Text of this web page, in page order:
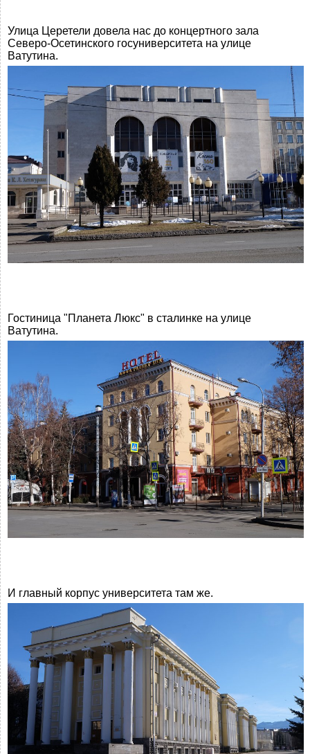
Улица Церетели довела нас до концертного зала
Северо-Осетинского госуниверситета на улице
Ватутина.
Гостиница "Планета Люкс" в сталинке на улице
Ватутина.
И главный корпус университета там же.